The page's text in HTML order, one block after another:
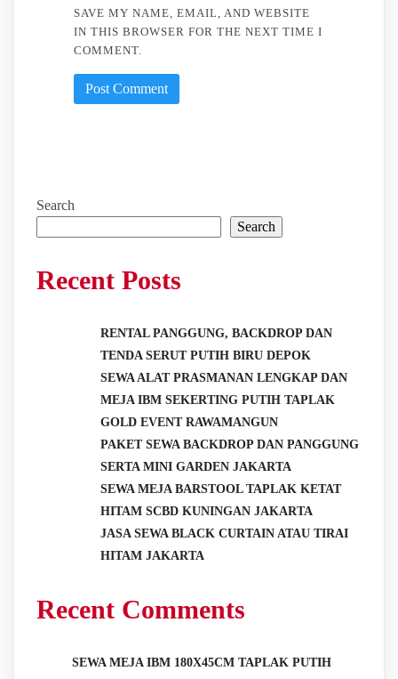
SAVE MY NAME, EMAIL, AND WEBSITE
IN THIS BROWSER FOR THE NEXT TIME I
COMMENT.
Search
Search
Recent Posts
RENTAL PANGGUNG, BACKDROP DAN
TENDA SERUT PUTIH BIRU DEPOK
SEWA ALAT PRASMANAN LENGKAP DAN
MEJA IBM SEKERTING PUTIH TAPLAK
GOLD EVENT RAWAMANGUN
PAKET SEWA BACKDROP DAN PANGGUNG
SERTA MINI GARDEN JAKARTA
SEWA MEJA BARSTOOL TAPLAK KETAT
HITAM SCBD KUNINGAN JAKARTA
JASA SEWA BLACK CURTAIN ATAU TIRAI
HITAM JAKARTA
Recent Comments
SEWA MEJA IBM 180X45CM TAPLAK PUTIH